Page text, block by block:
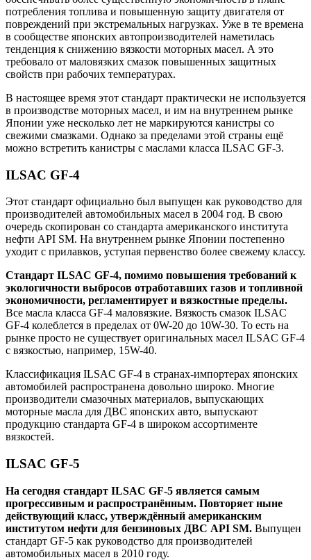
потребления топлива и повышенную защиту двигателя от
повреждений при экстремальных нагрузках. Уже в те времена
в сообществе японских автопроизводителей наметилась
тенденция к снижению вязкости моторных масел. А это
требовало от маловязких смазок повышенных защитных
свойств при рабочих температурах.
В настоящее время этот стандарт практически не используется
в производстве моторных масел, и им на внутреннем рынке
Японии уже несколько лет не маркируются канистры со
свежими смазками. Однако за пределами этой страны ещё
можно встретить канистры с маслами класса ILSAC GF-3.
ILSAC GF-4
Этот стандарт официально был выпущен как руководство для
производителей автомобильных масел в 2004 год. В свою
очередь скопирован со стандарта американского института
нефти API SM. На внутреннем рынке Японии постепенно
уходит с прилавков, уступая первенство более свежему классу.
Стандарт ILSAC GF-4, помимо повышения требований к
экологичности выбросов отработавших газов и топливной
экономичности, регламентирует и вязкостные пределы.
Все масла класса GF-4 маловязкие. Вязкость смазок ILSAC
GF-4 колеблется в пределах от 0W-20 до 10W-30. То есть на
рынке просто не существует оригинальных масел ILSAC GF-4
с вязкостью, например, 15W-40.
Классификация ILSAC GF-4 в странах-импортерах японских
автомобилей распространена довольно широко. Многие
производители смазочных материалов, выпускающих
моторные масла для ДВС японских авто, выпускают
продукцию стандарта GF-4 в широком ассортименте
вязкостей.
ILSAC GF-5
На сегодня стандарт ILSAC GF-5 является самым
прогрессивным и распространённым. Повторяет ныне
действующий класс, утверждённый американским
институтом нефти для бензиновых ДВС API SM. Выпущен
стандарт GF-5 как руководство для производителей
автомобильных масел в 2010 году.